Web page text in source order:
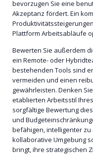
bevorzugen Sie eine
Akzeptanz fördert. Ein
Plattform Arbeitsabläufe
Bewerten Sie außerdem
ein Remote- oder
bestehenden Tools sind
vermeiden und einen
gewährleisten. Denken
etablierten Arbeitsstil
sorgfältige Bewertung
und
befähigen, intelligenter
kollaborative Umgebung
bringt, ihre strategischen